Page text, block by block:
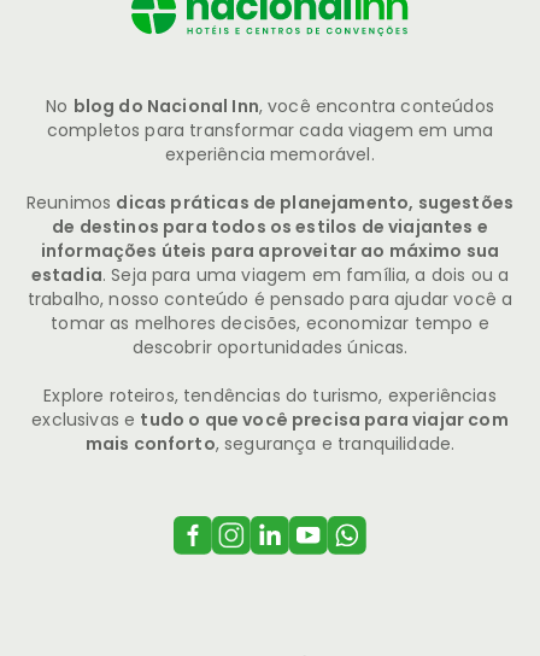
No blog do Nacional Inn, você encontra conteúdos
completos para transformar cada viagem em uma
experiência memorável.
Reunimos dicas práticas de planejamento, sugestões
de destinos para todos os estilos de viajantes e
informações úteis para aproveitar ao máximo sua
estadia. Seja para uma viagem em família, a dois ou a
trabalho, nosso conteúdo é pensado para ajudar você a
tomar as melhores decisões, economizar tempo e
descobrir oportunidades únicas.
Explore roteiros, tendências do turismo, experiências
exclusivas e tudo o que você precisa para viajar com
mais conforto, segurança e tranquilidade.